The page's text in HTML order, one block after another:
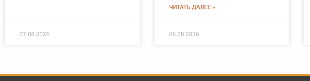
07.08.2026
ЧИТАТЬ ДАЛЕЕ »
06.08.2026